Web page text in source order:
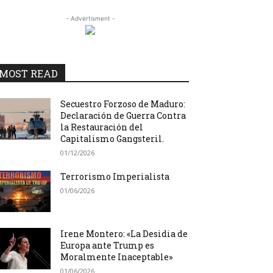
- Advertisment -
READ
Secuestro Forzoso de Maduro:
Declaración de Guerra Contra
la Restauración del
Capitalismo Gangsteril.
01/12/2026
Terrorismo Imperialista
01/06/2026
Irene Montero: «La Desidia de
Europa ante Trump es
Moralmente Inaceptable»
01/06/2026